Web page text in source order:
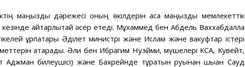
маңызды дәрежесі оның өкілдерін аса маңызды мемлекеттік
айтарлықтай әсер етеді. Мұхаммед бен Абдель Ваххабдалла
ұрпақтары Әділет министрі және Ислам және вакуфтар істері
атқарады. Әли бен Ибрагим Нуэйми, мүшелері КСА, Кувейт,
Аджман билеушісі) және Бахрейнде тұратын руынан шыққан Сауд